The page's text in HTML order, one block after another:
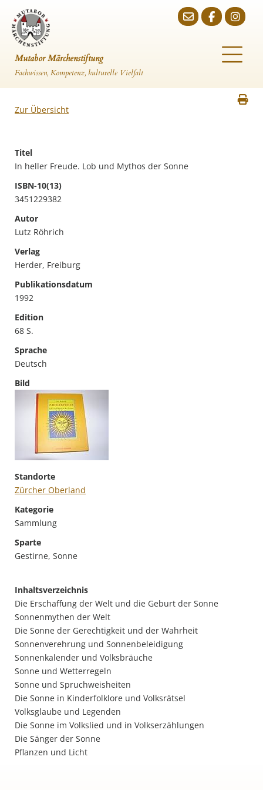
Mutabor Märchenstiftung
Fachwissen, Kompetenz, kulturelle Vielfalt
Zur Übersicht
Titel
In heller Freude. Lob und Mythos der Sonne
ISBN-10(13)
3451229382
Autor
Lutz Röhrich
Verlag
Herder, Freiburg
Publikationsdatum
1992
Edition
68 S.
Sprache
Deutsch
Bild
Standorte
Zürcher Oberland
Kategorie
Sammlung
Sparte
Gestirne, Sonne
Inhaltsverzeichnis
Die Erschaffung der Welt und die Geburt der Sonne
Sonnenmythen der Welt
Die Sonne der Gerechtigkeit und der Wahrheit
Sonnenverehrung und Sonnenbeleidigung
Sonnenkalender und Volksbräuche
Sonne und Wetterregeln
Sonne und Spruchweisheiten
Die Sonne in Kinderfolklore und Volksrätsel
Volksglaube und Legenden
Die Sonne im Volkslied und in Volkserzählungen
Die Sänger der Sonne
Pflanzen und Licht